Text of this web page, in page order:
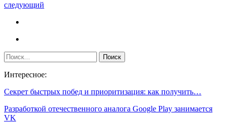
следующий
Интересное:
Секрет быстрых побед и приоритизация: как получить…
Разработкой отечественного аналога Google Play занимается
VK